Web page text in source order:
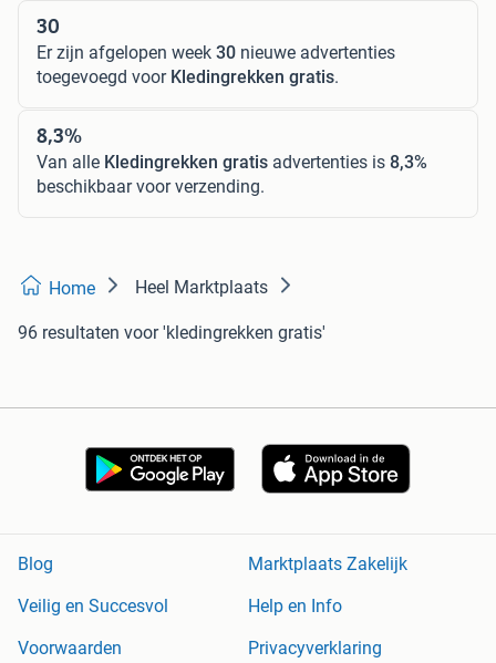
30
Er zijn afgelopen week 30 nieuwe advertenties
toegevoegd voor Kledingrekken gratis.
8,3%
Van alle Kledingrekken gratis advertenties is 8,3%
beschikbaar voor verzending.
Home Heel Marktplaats
96 resultaten voor 'kledingrekken gratis'
Blog
Marktplaats Zakelijk
Veilig en Succesvol
Help en Info
Voorwaarden
Privacyverklaring